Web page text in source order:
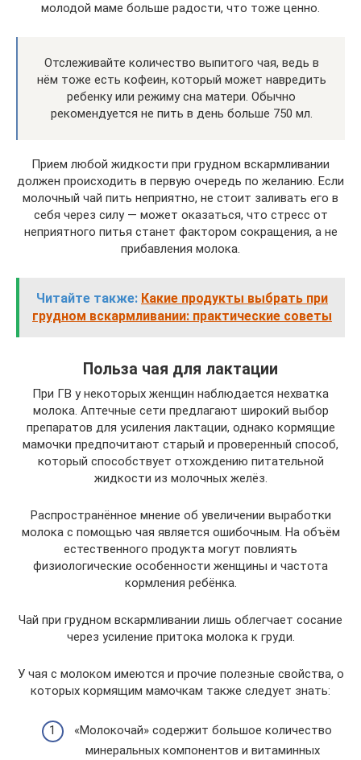
молодой маме больше радости, что тоже ценно.
Отслеживайте количество выпитого чая, ведь в
нём тоже есть кофеин, который может навредить
ребенку или режиму сна матери. Обычно
рекомендуется не пить в день больше 750 мл.
Прием любой жидкости при грудном вскармливании
должен происходить в первую очередь по желанию. Если
молочный чай пить неприятно, не стоит заливать его в
себя через силу — может оказаться, что стресс от
неприятного питья станет фактором сокращения, а не
прибавления молока.
Читайте также: Какие продукты выбрать при
грудном вскармливании: практические советы
Польза чая для лактации
При ГВ у некоторых женщин наблюдается нехватка
молока. Аптечные сети предлагают широкий выбор
препаратов для усиления лактации, однако кормящие
мамочки предпочитают старый и проверенный способ,
который способствует отхождению питательной
жидкости из молочных желёз.
Распространённое мнение об увеличении выработки
молока с помощью чая является ошибочным. На объём
естественного продукта могут повлиять
физиологические особенности женщины и частота
кормления ребёнка.
Чай при грудном вскармливании лишь облегчает сосание
через усиление притока молока к груди.
У чая с молоком имеются и прочие полезные свойства, о
которых кормящим мамочкам также следует знать:
«Молокочай» содержит большое количество
минеральных компонентов и витаминных